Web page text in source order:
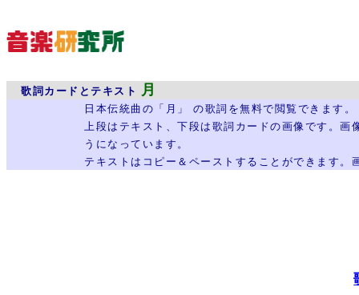
歌詞カードとテキスト 月
日本伝統曲の「月」 の歌詞を無料で閲覧できます
上段はテキスト、下段は歌詞カードの画像です。
うになっています。
テキストはコピー＆ペーストすることができます